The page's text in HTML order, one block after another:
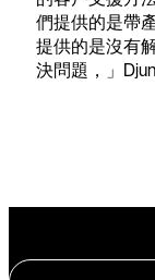
們提供的是帶
提供的是沒有
決問題，」